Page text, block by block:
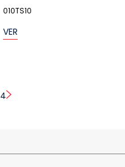
010TS10
VER
4